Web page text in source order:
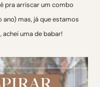
pra arriscar um combo
ano) mas, já que estamos
uma de babar!